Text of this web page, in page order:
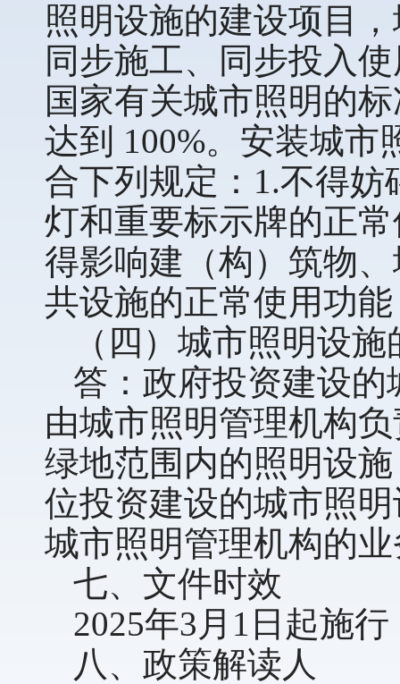
照明设施的建设项目
同步施工、同步投入
国家有关城市照明的
达到 100%。安装城市
合下列规定：1.不得
灯和重要标示牌的正
得影响建（构）筑物
共设施的正常使用功
（四）城市照明设
答：政府投资建设
由城市照明管理机构
绿地范围内的照明设
位投资建设的城市照
城市照明管理机构的
七、文件时效
2025年3月1日起施
八、政策解读人